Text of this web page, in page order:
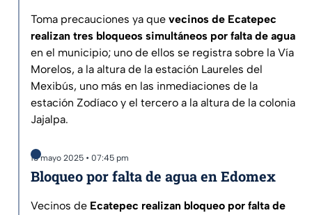
Toma precauciones ya que vecinos de Ecatepec
realizan tres bloqueos simultáneos por falta de agua
en el municipio; uno de ellos se registra sobre la Vía
Morelos, a la altura de la estación Laureles del
Mexibús, uno más en las inmediaciones de la
estación Zodíaco y el tercero a la altura de la colonia
Jajalpa.
13 mayo 2025 • 07:45 pm
Bloqueo por falta de agua en Edomex
Vecinos de Ecatepec realizan bloqueo por falta de